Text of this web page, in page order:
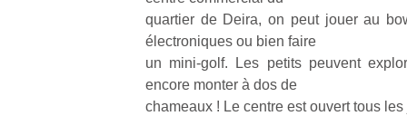
quartier de Deira, on peut jouer au
électroniques ou bien faire
un mini-golf. Les petits peuvent
encore monter à dos de
chameaux ! Le centre est ouvert tous